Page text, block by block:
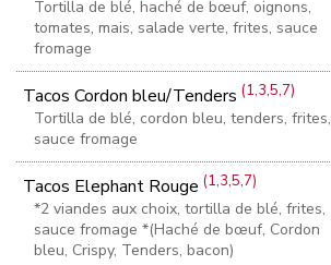
Tortilla de blé, haché de bœuf, oignons,
tomates, mais, salade verte, frites, sauce
fromage
Tacos Cordon bleu/Tenders(1,3,5,7)
Tortilla de blé, cordon bleu, tenders, frites,
sauce fromage
Tacos Elephant Rouge(1,3,5,7)
*2 viandes aux choix, tortilla de blé, frites,
sauce fromage *(Haché de bœuf, Cordon
bleu, Crispy, Tenders, bacon)